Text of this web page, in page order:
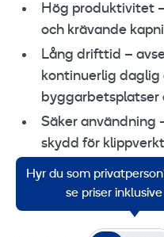
Hög produktivitet
och krävande
Lång drifttid –
kontinuerlig daglig
byggarbetsplatser
Säker användning
skydd för
rekommenderas
skyddsutrustningar.
Hyr du som
se priser